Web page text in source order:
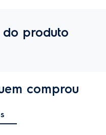
do produto
comprou